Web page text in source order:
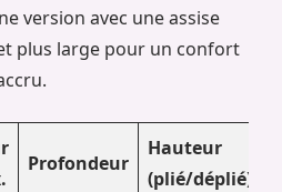
version avec une assise
plus large pour un confort
Profondeur
Hauteur
(plié/déplié)